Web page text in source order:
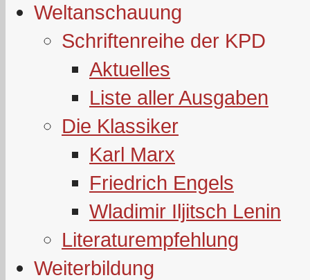
Weltanschauung
Schriftenreihe der KPD
Aktuelles
Liste aller Ausgaben
Die Klassiker
Karl Marx
Friedrich Engels
Wladimir Iljitsch Lenin
Literaturempfehlung
Weiterbildung